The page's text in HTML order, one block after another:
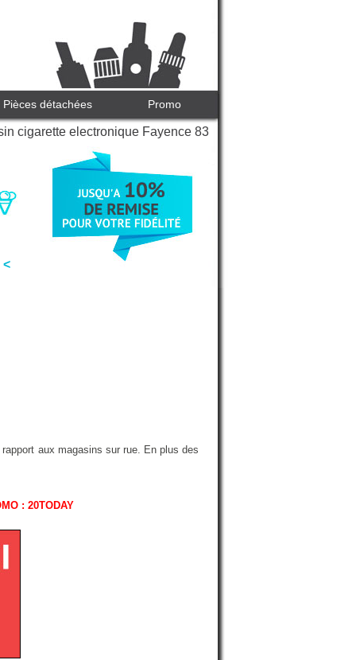
cigarette electronique Fayence 83
Pièces détachées Promo
<
aux magasins sur rue. En plus des
: 20TODAY